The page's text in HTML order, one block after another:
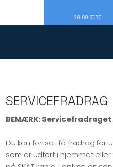
20 60 87 75
SERVICEFRADRAG
BEMÆRK:
Du kan fortsat få fradrag for
som er udført i hjemmet eller